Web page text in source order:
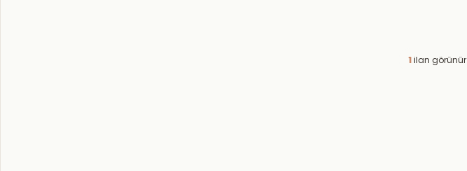
1ilan görünür